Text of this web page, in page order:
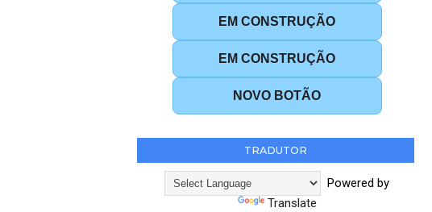
EM CONSTRUÇÃO
EM CONSTRUÇÃO
NOVO BOTÃO
TRADUTOR
Powered by
Translate